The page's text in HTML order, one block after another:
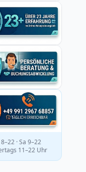
· Sa 9–22
11–22 Uhr